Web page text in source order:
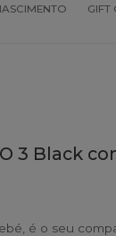
GIFT
3 Black
é o seu